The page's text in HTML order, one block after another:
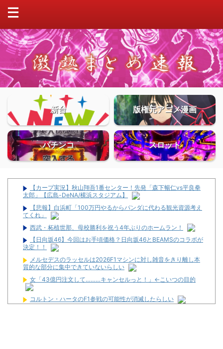
新台 版権元アニメ漫画
パチンコ スロット
【カープ実況】秋山翔吾1番センター！先発「森下暢仁vs平良拳
太郎」【広島-DeNA/横浜スタジアム】
【悲報】白浜町「100万円やるからパンダに代わる観光資源考え
てくれ」
西武・柘植世那、母校勝利を祝う4年ぶりのホームラン！
【日向坂46】今回はお手頃価格？日向坂46とBEAMSのコラボが
決定！！
メルセデスのラッセルは2026F1マシンに対し雑音をきり離し本
質的な部分に集中できていないらしい
女「43億円注文して………キャンセルっと！」←こいつの目的
コルトン・ハータのF1参戦の可能性が消滅したらしい